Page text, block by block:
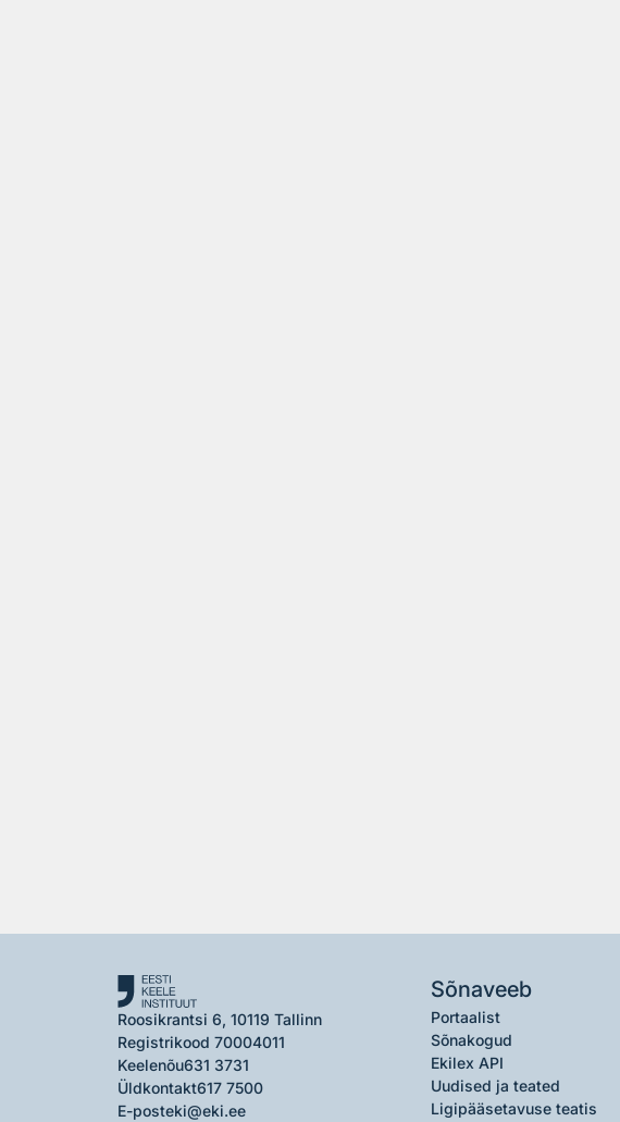
Roosikrantsi 6, 10119 Tallinn
Registrikood 70004011
Keelenõu631 3731
Üldkontakt617 7500
E-posteki@eki.ee
Sõnaveeb
Portaalist
Sõnakogud
Ekilex API
Uudised ja teated
Ligipääsetavuse teatis